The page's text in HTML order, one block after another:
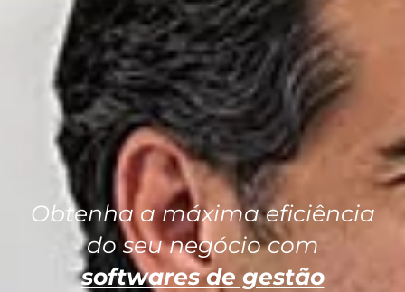
Obtenha a máxima eficiência
do seu negócio com
softwares de gestão